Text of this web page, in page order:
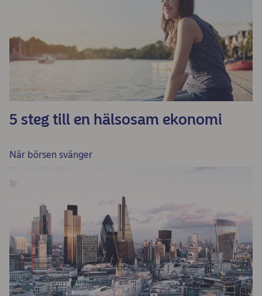
5 steg till en hälsosam ekonomi
När börsen svänger